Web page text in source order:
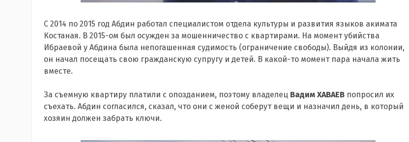
С 2014 по 2015 год Абдин работал специалистом отдела культуры и развития языков акимата
Костаная. В 2015-ом был осужден за мошенничество с квартирами. На момент убийства
Ибраевой у Абдина была непогашенная судимость (ограничение свободы). Выйдя из колонии,
он начал посещать свою гражданскую супругу и детей. В какой-то момент пара начала жить
вместе.
За съемную квартиру платили с опозданием, поэтому владелец Вадим ХАВАЕВ попросил их
съехать. Абдин согласился, сказал, что они с женой соберут вещи и назначил день, в который
хозяин должен забрать ключи.